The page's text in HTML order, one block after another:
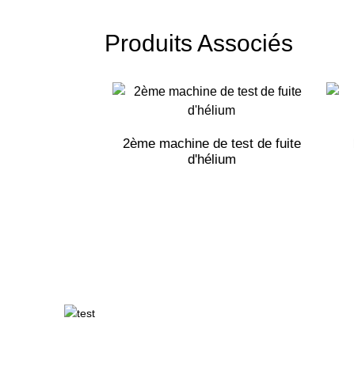
Produits Associés
2ème machine de test de fuite
d'hélium